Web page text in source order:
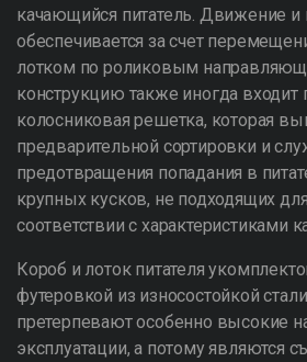
качающийся питатель. Движение и
обеспечивается за счет
лотком по роликовым
конструкцию также иногда входит
колосниковая решетка, которая
предварительной сортировки и
предотвращения попадания в
крупных кусков, не подходящих
соответствии с характеристиками
Короб и лоток питателя
футеровкой из износостойкой
претерпевают особенно высокие
эксплуатации, а потому являются